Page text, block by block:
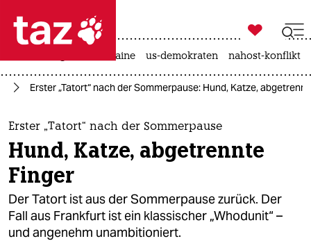
 taz zahl ich
taz zahl ich
themen
politik
öko
gesellschaft

taz zahl ich
krieg in der ukraine us-demokraten nahost-konflikt
Erster „Tatort“ nach der Sommerpause: Hund, Katze,
Erster „Tatort“ nach der Sommerpause
Hund, Katze, abgetrennte
Finger
Der Tatort ist aus der Sommerpause zurück. Der
Fall aus Frankfurt ist ein klassischer „Whodunit“ –
und angenehm unambitioniert.